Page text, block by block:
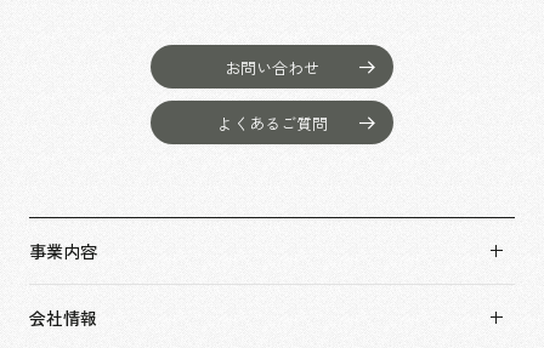
お問い合わせ
よくあるご質問
事業内容
会社情報